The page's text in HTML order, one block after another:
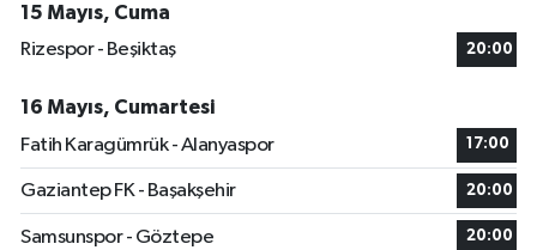
15 Mayıs, Cuma
Rizespor - Beşiktaş
20:00
16 Mayıs, Cumartesi
Fatih Karagümrük - Alanyaspor
17:00
Gaziantep FK - Başakşehir 20:00
Samsunspor - Göztepe 20:00